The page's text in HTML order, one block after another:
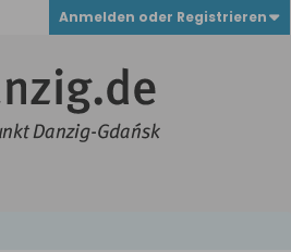
Anmelden oder Registrieren